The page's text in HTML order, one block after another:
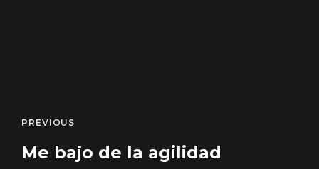
PREVIOUS
Me bajo de la agilidad